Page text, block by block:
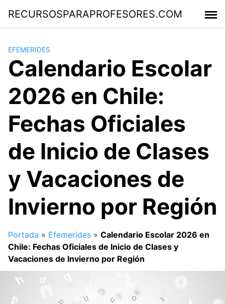
contenido
RECURSOSPARAPROFESORES.COM
EFEMERIDES
Calendario Escolar
2026 en Chile:
Fechas Oficiales
de Inicio de Clases
y Vacaciones de
Invierno por Región
Portada » Efemerides » Calendario Escolar 2026 en
Chile: Fechas Oficiales de Inicio de Clases y
Vacaciones de Invierno por Región